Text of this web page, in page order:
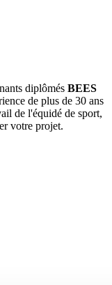
diplômés BEES
de plus de 30 ans
de l'équidé de sport,
votre projet.